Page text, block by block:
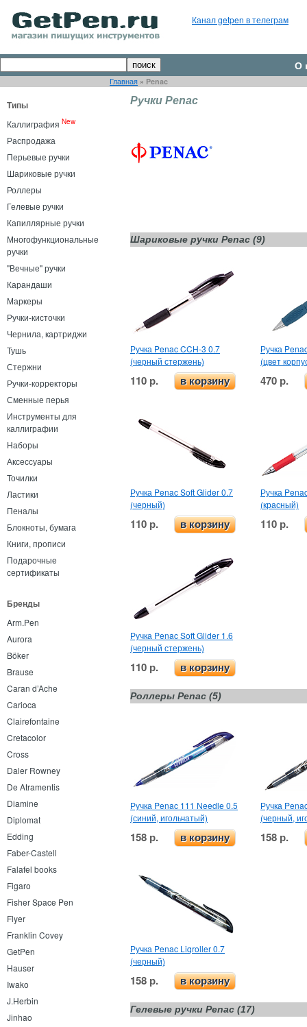
Канал getpen в телеграм
О
Главная » Penac
Типы
Каллиграфия New
Распродажа
Перьевые ручки
Шариковые ручки
Роллеры
Гелевые ручки
Капиллярные ручки
Многофункциональные
ручки
"Вечные" ручки
Карандаши
Маркеры
Ручки-кисточки
Чернила, картриджи
Тушь
Стержни
Ручки-корректоры
Сменные перья
Инструменты для
каллиграфии
Наборы
Аксессуары
Точилки
Ластики
Пеналы
Блокноты, бумага
Книги, прописи
Подарочные
сертификаты
Бренды
Arm.Pen
Aurora
Böker
Brause
Caran d’Ache
Carioca
Clairefontaine
Cretacolor
Cross
Daler Rowney
De Atramentis
Diamine
Diplomat
Edding
Faber-Castell
Falafel books
Figaro
Fisher Space Pen
Flyer
Franklin Covey
GetPen
Hauser
Iwako
J.Herbin
Jinhao
Ручки Penac
Шариковые ручки Penac (9)
Ручка Penac CCH-3 0.7
(черный стержень)
110 р. в корзину
Ручка
(цвет
470 р.
Ручка Penac Soft Glider 0.7
(черный)
110 р. в корзину
Ручка
(красный)
110 р.
Ручка Penac Soft Glider 1.6
(черный стержень)
110 р. в корзину
Роллеры Penac (5)
Ручка Penac 111 Needle 0.5
(синий, игольчатый)
158 р. в корзину
Ручка
(черный,
158 р.
Ручка Penac Liqroller 0.7
(черный)
158 р. в корзину
Гелевые ручки Penac (17)